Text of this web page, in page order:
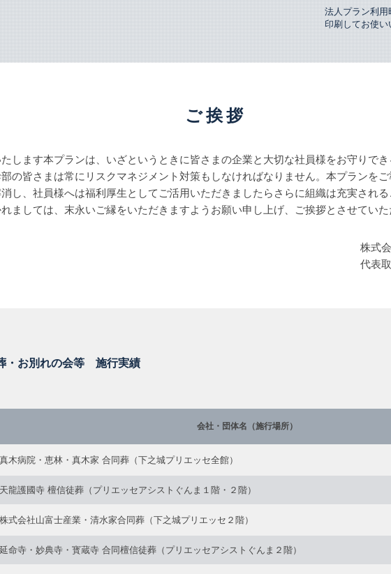
法人プラン利
印刷してお使
ご挨拶
します本プランは、いざというときに皆さまの企業と大切な社員様をお守りでき
の皆さまは常にリスクマネジメント対策もしなければなりません。本プランを
し、社員様へは福利厚生としてご活用いただきましたらさらに組織は充実される
ましては、末永いご縁をいただきますようお願い申し上げ、ご挨拶とさせていた
株式
代表
・お別れの会等 施行実績
会社・団体名（施行場所）
真木病院・恵林・真木家 合同葬（下之城プリエッセ全館）
天龍護國寺 檀信徒葬（プリエッセアシストぐんま１階・２階）
株式会社山富士産業・清水家合同葬（下之城プリエッセ２階）
延命寺・妙典寺・寳蔵寺 合同檀信徒葬（プリエッセアシストぐんま２階）